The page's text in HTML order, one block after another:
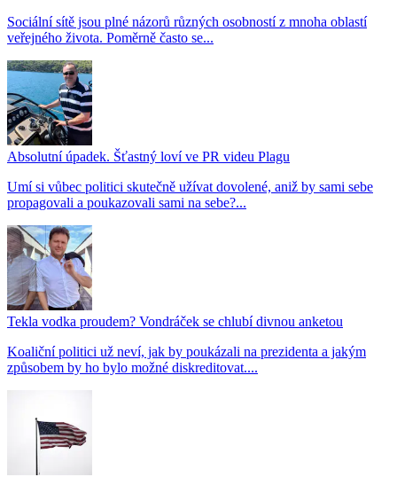
Sociální sítě jsou plné názorů různých osobností z mnoha oblastí
veřejného života. Poměrně často se...
Absolutní úpadek. Šťastný loví ve PR videu Plagu
Umí si vůbec politici skutečně užívat dovolené, aniž by sami sebe
propagovali a poukazovali sami na sebe?...
Tekla vodka proudem? Vondráček se chlubí divnou anketou
Koaliční politici už neví, jak by poukázali na prezidenta a jakým
způsobem by ho bylo možné diskreditovat....